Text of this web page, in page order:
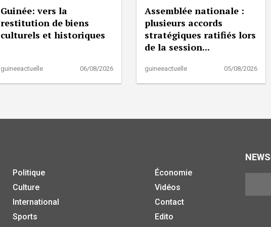
Guinée: vers la
restitution de biens
culturels et historiques
guineeactuelle 06/08/2026
Assemblée nationale :
plusieurs accords
stratégiques ratifiés lors
de la session...
guineeactuelle 05/08/2026
Politique
Culture
International
Sports
Économie
Vidéos
Contact
Edito